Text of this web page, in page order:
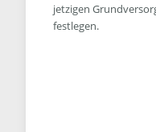
jetzigen
festlegen.